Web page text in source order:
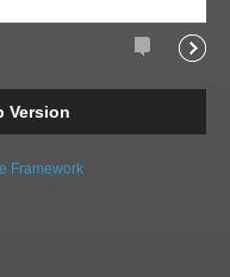
Comments
Version
Framework